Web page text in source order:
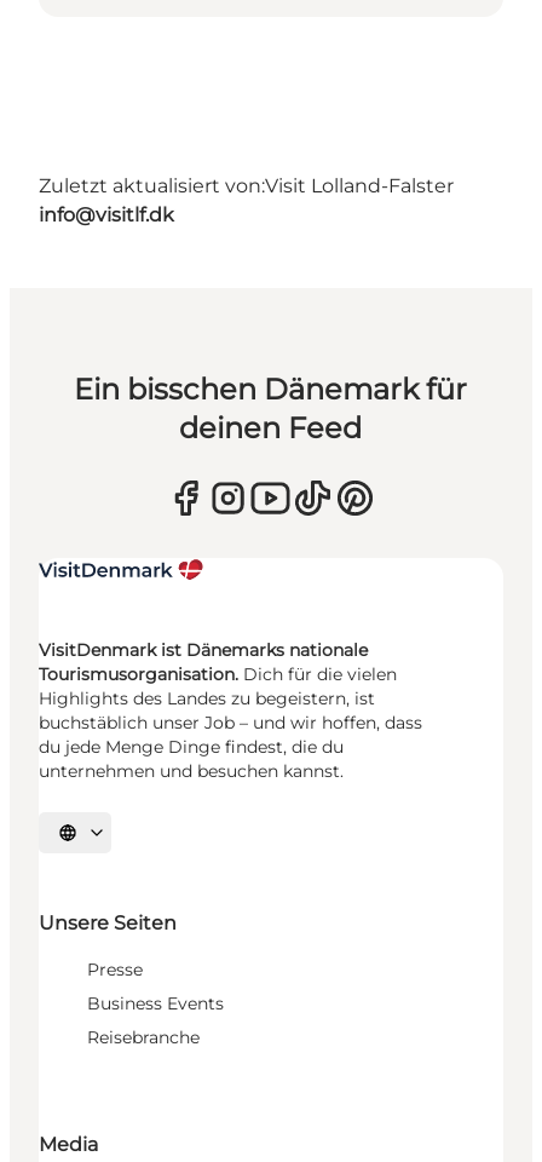
Zuletzt aktualisiert von:Visit Lolland-Falster
info@visitlf.dk
Ein bisschen Dänemark für
deinen Feed
VisitDenmark ist Dänemarks nationale
Tourismusorganisation. Dich für die vielen
Highlights des Landes zu begeistern, ist
buchstäblich unser Job – und wir hoffen, dass
du jede Menge Dinge findest, die du
unternehmen und besuchen kannst.
Sprache auswählen
Unsere Seiten
Presse
Business Events
Reisebranche
Media